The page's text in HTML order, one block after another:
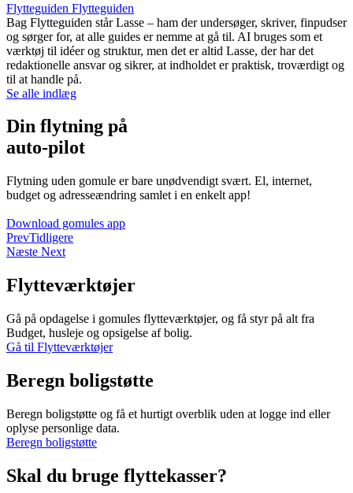
Flytteguiden Flytteguiden
Bag Flytteguiden står Lasse – ham der undersøger, skriver, finpudser
og sørger for, at alle guides er nemme at gå til. AI bruges som et
værktøj til idéer og struktur, men det er altid Lasse, der har det
redaktionelle ansvar og sikrer, at indholdet er praktisk, troværdigt og
til at handle på.
Se alle indlæg
Din flytning på
auto-pilot
Flytning uden gomule er bare unødvendigt svært. El, internet,
budget og adresseændring samlet i en enkelt app!
Download gomules app
PrevTidligere
Næste Next
Flytteværktøjer
Gå på opdagelse i gomules flytteværktøjer, og få styr på alt fra
Budget, husleje og opsigelse af bolig.
Gå til Flytteværktøjer
Beregn boligstøtte
Beregn boligstøtte og få et hurtigt overblik uden at logge ind eller
oplyse personlige data.
Beregn boligstøtte
Skal du bruge flyttekasser?